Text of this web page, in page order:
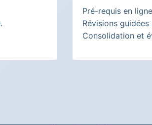
Pré-requis en
Révisions
Consolidation et